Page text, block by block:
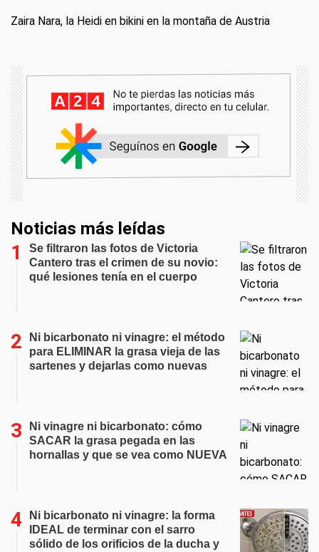
Zaira Nara, la Heidi en bikini en la montaña de Austria
Noticias más leídas
Se filtraron las fotos de Victoria
Cantero tras el crimen de su novio:
qué lesiones tenía en el cuerpo
Ni bicarbonato ni vinagre: el método
para ELIMINAR la grasa vieja de las
sartenes y dejarlas como nuevas
Ni vinagre ni bicarbonato: cómo
SACAR la grasa pegada en las
hornallas y que se vea como NUEVA
Ni bicarbonato ni vinagre: la forma
IDEAL de terminar con el sarro
sólido de los orificios de la ducha y